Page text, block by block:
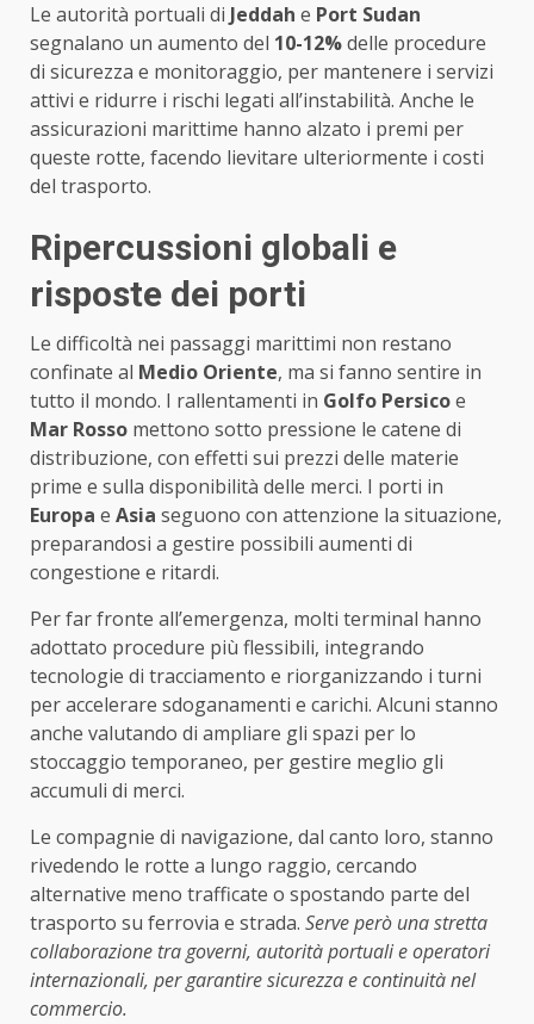
Le autorità portuali di Jeddah e Port Sudan
segnalano un aumento del 10-12%delle procedure
di sicurezza e monitoraggio, per mantenere i servizi
attivi e ridurre i rischi legati all’instabilità. Anche le
assicurazioni marittime hanno alzato i premi per
queste rotte, facendo lievitare ulteriormente i costi
del trasporto.
Ripercussioni globali e
risposte dei porti
Le difficoltà nei passaggi marittimi non restano
confinate al Medio Oriente, ma si fanno sentire in
tutto il mondo. I rallentamenti in Golfo Persicoe
Mar Rosso mettono sotto pressione le catene di
distribuzione, con effetti sui prezzi delle materie
prime e sulla disponibilità delle merci. I porti in
Europa e Asia seguono con attenzione la situazione,
preparandosi a gestire possibili aumenti di
congestione e ritardi.
Per far fronte all’emergenza, molti terminal hanno
adottato procedure più flessibili, integrando
tecnologie di tracciamento e riorganizzando i turni
per accelerare sdoganamenti e carichi. Alcuni stanno
anche valutando di ampliare gli spazi per lo
stoccaggio temporaneo, per gestire meglio gli
accumuli di merci.
Le compagnie di navigazione, dal canto loro, stanno
rivedendo le rotte a lungo raggio, cercando
alternative meno trafficate o spostando parte del
trasporto su ferrovia e strada. Serve però una stretta
collaborazione tra governi, autorità portuali e operatori
internazionali, per garantire sicurezza e continuità nel
commercio.